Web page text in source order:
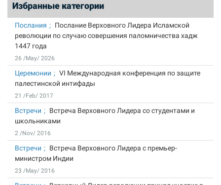
Избранные категории
Послания
Послание Верховного Лидера Исламской
революции по случаю совершения паломничества хадж
1447 года
26 /May/ 2026
Церемонии
VI Международная конференция по защите
палестинской интифады
21 /Feb/ 2017
Встречи
Встреча Верховного Лидера со студентами и
школьниками
2 /Nov/ 2016
Встречи
Встреча Верховного Лидера с премьер-
министром Индии
23 /May/ 2016